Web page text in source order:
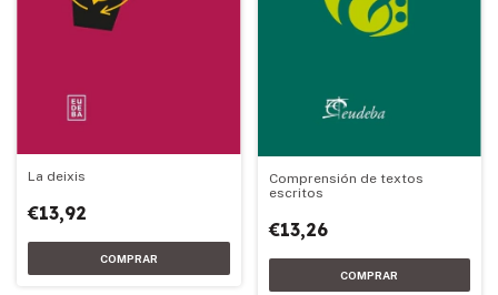
La deixis
€13,92
Comprensión de textos
escritos
€13,26